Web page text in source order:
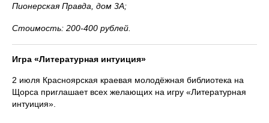
Пионерская Правда, дом 3А;
Стоимость: 200-400 рублей.
Игра «Литературная интуиция»
2 июля Красноярская краевая молодёжная библиотека на
Щорса приглашает всех желающих на игру «Литературная
интуиция».